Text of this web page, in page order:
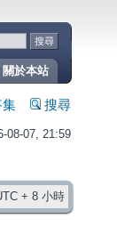
關於本站
集 搜尋
08-07, 21:59
+ 8 小時